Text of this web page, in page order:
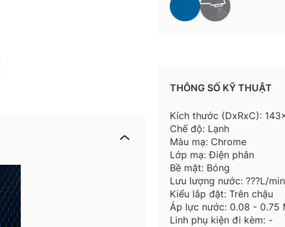
THÔNG SỐ KỸ THUẬT
Kích thước (DxRxC):
Chế độ: Lạnh
Màu mạ: Chrome
Lớp mạ: Điện phân
Bề mặt: Bóng
Lưu lượng nước: ???L/min
Kiểu lắp đặt: Trên chậu
Áp lực nước: 0.08 - 0.75
Linh phụ kiện đi kèm: -